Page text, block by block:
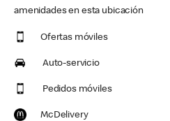
amenidades en esta ubicación
Ofertas móviles
Auto-servicio
Pedidos móviles
McDelivery